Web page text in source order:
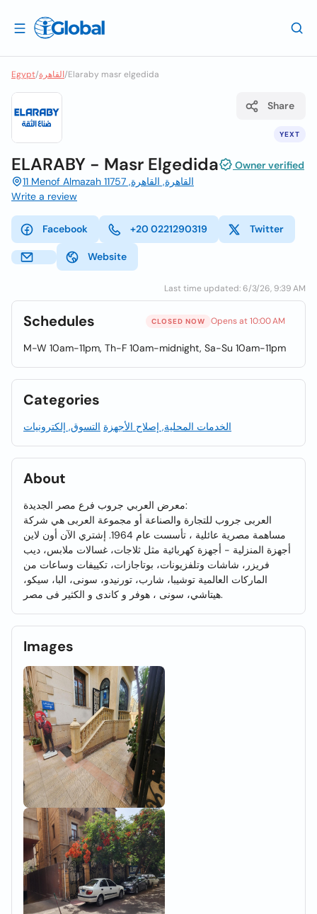
Egypt/القاهرة/Elaraby masr elgedida
YEXT
Share
ELARABY - Masr Elgedida
Owner verified
11 Menof Almazah القاهرة, القاهرة, 11757
Write a review
Facebook +20 0221290319 Twitter
Website
Last time updated: 6/3/26, 9:39 AM
Schedules CLOSED NOW Opens at 10:00 AM
M-W 10am-11pm, Th-F 10am-midnight, Sa-Su 10am-11pm
Categories
التسوق, إلكترونيات الخدمات المحلية, إصلاح الأجهزة
About
معرض العربي جروب فرع مصر الجديدة:
العربى جروب للتجارة والصناعة أو مجموعة العربى هي شركة
مساهمة مصرية عائلية ، تأسست عام 1964. إشتري الآن أون لاين
أجهزة المنزلية - أجهزة كهربائية مثل ثلاجات، غسالات ملابس، ديب
فريزر، شاشات وتلفزيونات، بوتاجازات، تكييفات وساعات من
الماركات العالمية توشيبا، شارب، تورنيدو، سونى، البا، سيكو،
هيتاشي، سونى ، هوفر و كاندى و الكثير فى مصر.
Images